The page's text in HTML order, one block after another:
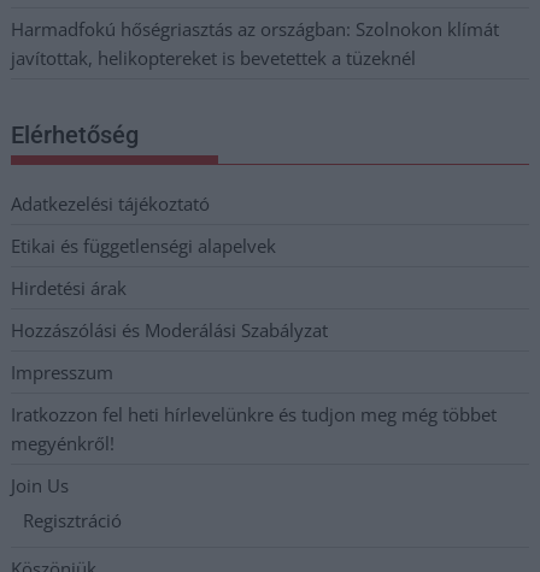
Harmadfokú hőségriasztás az országban: Szolnokon klímát
javítottak, helikoptereket is bevetettek a tüzeknél
Elérhetőség
Adatkezelési tájékoztató
Etikai és függetlenségi alapelvek
Hirdetési árak
Hozzászólási és Moderálási Szabályzat
Impresszum
Iratkozzon fel heti hírlevelünkre és tudjon meg még többet
megyénkről!
Join Us
Regisztráció